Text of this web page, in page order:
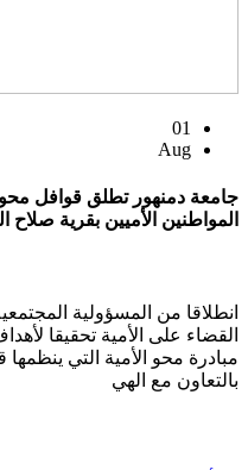
01
Aug
جامعة دمنهور تطلق قوافل محو
المواطنين الأميين بقرية صلاح
انطلاقا من المسؤولية
القضاء على الأمية تحقيقا
مبادرة محو الأمية التي
بالتعاون مع الهي